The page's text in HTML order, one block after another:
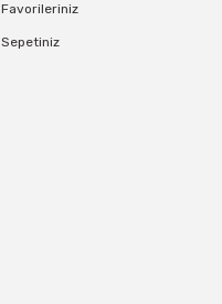
Favorileriniz
Sepetiniz